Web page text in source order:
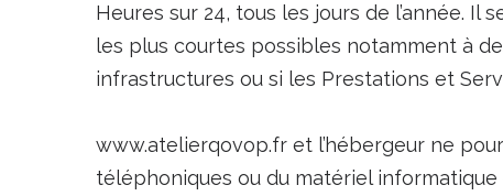
Heures sur 24, tous les jours de l’année.
les plus courtes possibles notamment à
infrastructures ou si les Prestations et
www.atelierqovop.fr et l’hébergeur ne
téléphoniques ou du matériel